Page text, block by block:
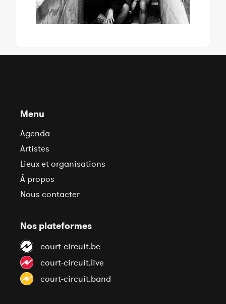
Menu
Agenda
Artistes
Lieux et organisations
À propos
Nous contacter
Nos plateformes
court-circuit.be
court-circuit.live
court-circuit.band